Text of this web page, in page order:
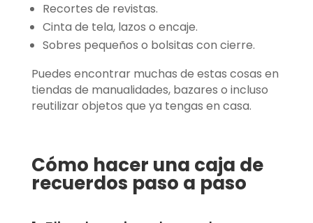
Recortes de revistas.
Cinta de tela, lazos o encaje.
Sobres pequeños o bolsitas con cierre.
Puedes encontrar muchas de estas cosas en
tiendas de manualidades, bazares o incluso
reutilizar objetos que ya tengas en casa.
Cómo hacer una caja de
recuerdos paso a paso